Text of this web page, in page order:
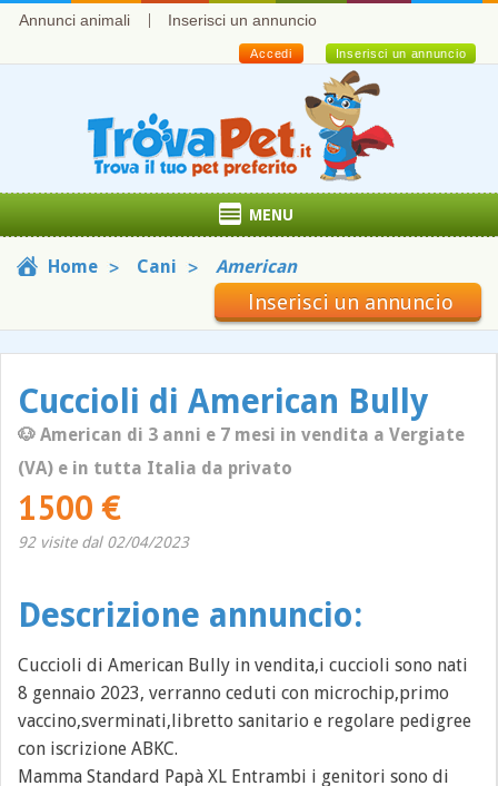
Annunci animali Inserisci un annuncio
Inserisci un annuncio
Accedi
MENU
Home Cani American
Inserisci un annuncio
Cuccioli di American Bully
🐶 American di 3 anni e 7 mesi in vendita a Vergiate
(VA) e in tutta Italia da privato
1500 €
92 visite dal 02/04/2023
Descrizione annuncio:
Cuccioli di American Bully in vendita,i cuccioli sono nati
8 gennaio 2023, verranno ceduti con microchip,primo
vaccino,sverminati,libretto sanitario e regolare pedigree
con iscrizione ABKC.
Mamma Standard Papà XL Entrambi i genitori sono di